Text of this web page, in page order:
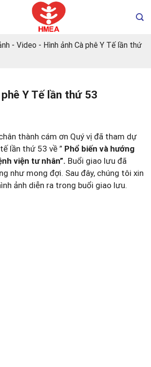
- Video - Hình ảnh Cà phê Y Tế lần thứ
Y Tế lần thứ 53
thành cám ơn Quý vị đã tham dự
lần thứ 53 về ” Phổ biến và hướng
viện tư nhân”. Buổi giao lưu đã
như mong đợi. Sau đây, chúng tôi xin
ảnh diễn ra trong buổi giao lưu.